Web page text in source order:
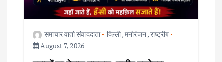
समाचार वार्ता संवाददाता दिल्ली,मनोरंजन,राष्ट्रीय
August 7, 2026